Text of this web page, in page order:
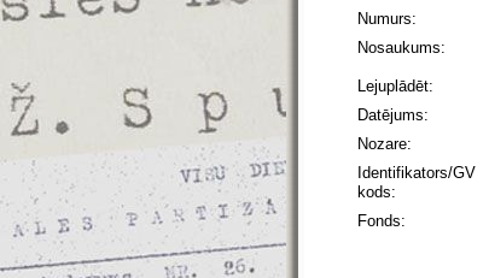
Numurs:
Nosaukums:
Lejuplādēt:
Datējums:
Nozare:
Identifikators/GV
kods:
Fonds: